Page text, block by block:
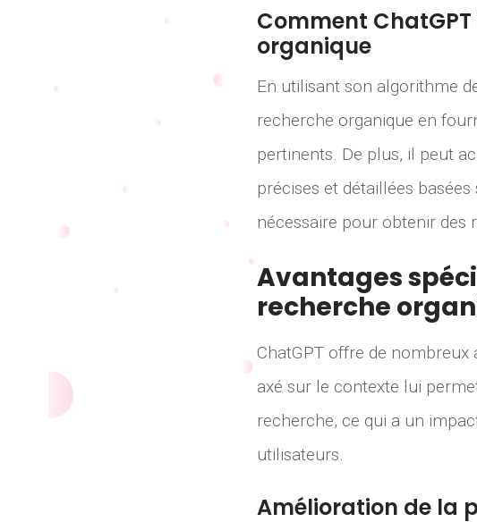
Comment
organique
En utilisant son algorithme
recherche organique en
pertinents. De plus, il peut
précises et détaillées
nécessaire pour obtenir des
Avantages
recherche
ChatGPT offre de
axé sur le contexte lui
recherche, ce qui a un
utilisateurs.
Amélioration de la